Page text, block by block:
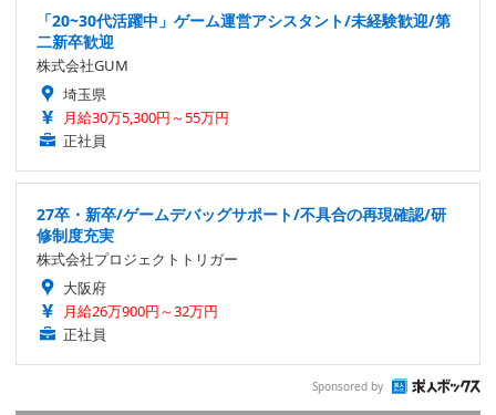
「20~30代活躍中」ゲーム運営アシスタント/未経験歓迎/第
二新卒歓迎
株式会社GUM
埼玉県
月給30万5,300円～55万円
正社員
27卒・新卒/ゲームデバッグサポート/不具合の再現確認/研
修制度充実
株式会社プロジェクトトリガー
大阪府
月給26万900円～32万円
正社員
Sponsored by